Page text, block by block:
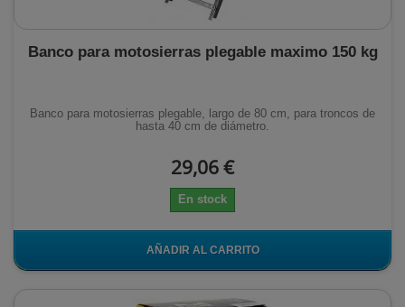
Banco para motosierras plegable maximo 150 kg
Banco para motosierras plegable, largo de 80 cm, para troncos de
hasta 40 cm de diámetro.
29,06 €
En stock
AÑADIR AL CARRITO